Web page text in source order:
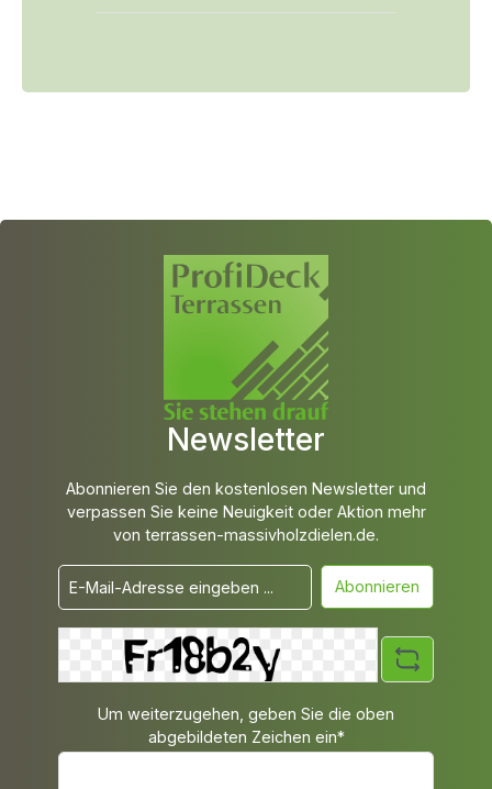
Newsletter
Abonnieren Sie den kostenlosen Newsletter und
verpassen Sie keine Neuigkeit oder Aktion mehr
von terrassen-massivholzdielen.de.
Abonnieren
Um weiterzugehen, geben Sie die oben
abgebildeten Zeichen ein*